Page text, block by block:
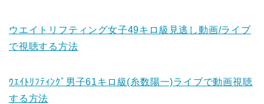
ウエイトリフティング女子49キロ級見逃し動画/ライブ
で視聴する方法
ｳｴｲﾄﾘﾌﾃｨﾝｸﾞ男子61キロ級(糸数陽一)ライブで動画視聴
する方法